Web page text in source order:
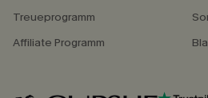
Treueprogramm
Affiliate Programm